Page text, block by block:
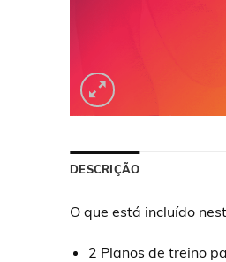
DESCRIÇÃO
O que está incluído
2 Planos de treino